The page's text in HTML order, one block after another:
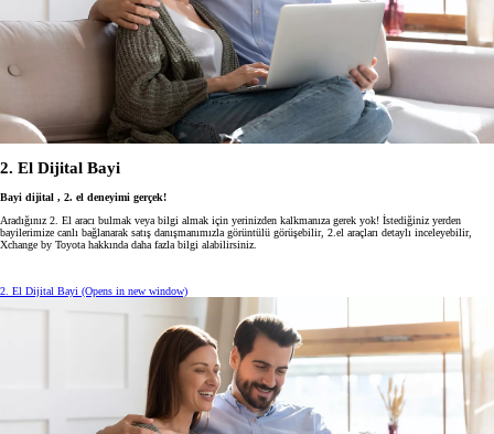
2. El Dijital Bayi
Bayi dijital , 2. el deneyimi gerçek!
Aradığınız 2. El aracı bulmak veya bilgi almak için yerinizden kalkmanıza gerek yok! İstediğiniz yerden
bayilerimize canlı bağlanarak satış danışmanımızla görüntülü görüşebilir, 2.el araçları detaylı inceleyebilir,
Xchange by Toyota hakkında daha fazla bilgi alabilirsiniz.
2. El Dijital Bayi (Opens in new window)